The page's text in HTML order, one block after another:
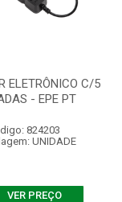
ELETRÔNICO C/5
- EPE PT
824203
UNIDADE
VER PREÇO